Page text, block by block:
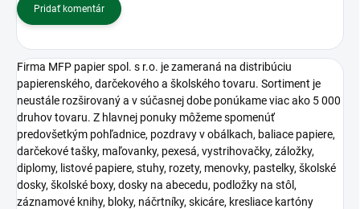
Pridať komentár
Firma MFP papier spol. s r.o. je zameraná na distribúciu
papierenského, darčekového a školského tovaru. Sortiment je
neustále rozširovaný a v súčasnej dobe ponúkame viac ako 5 000
druhov tovaru. Z hlavnej ponuky môžeme spomenúť
predovšetkým pohľadnice, pozdravy v obálkach, baliace papiere,
darčekové tašky, maľovanky, pexesá, vystrihovačky, záložky,
diplomy, listové papiere, stuhy, rozety, menovky, pastelky, školské
dosky, školské boxy, dosky na abecedu, podložky na stôl,
záznamové knihy, bloky, náčrtníky, skicáre, kresliace kartóny